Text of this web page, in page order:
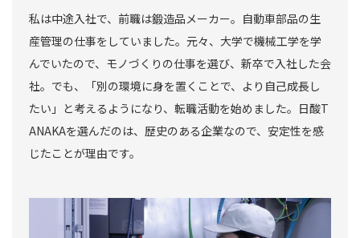
私は中途入社で、前職は鍛造品メーカー。自動車部品の生
産管理の仕事をしていました。元々、大学で機械工学を学
んでいたので、モノづくりの仕事を選び、新卒で入社した会
社。でも、「別の環境に身を置くことで、より自己成長し
たい」と考えるようになり、転職活動を始めました。日酸T
ANAKAを選んだのは、歴史のある企業なので、安定性を感
じたことが理由です。